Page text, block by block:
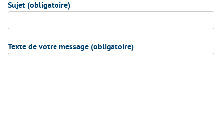
Sujet (obligatoire)
Texte de votre message (obligatoire)